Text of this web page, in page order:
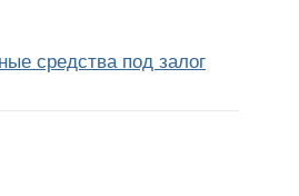
средства под залог